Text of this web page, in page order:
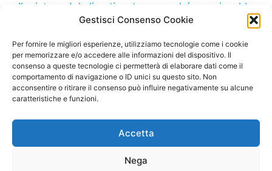
Gestisci Consenso Cookie
Per fornire le migliori esperienze, utilizziamo tecnologie come i cookie
per memorizzare e/o accedere alle informazioni del dispositivo. Il
consenso a queste tecnologie ci permetterà di elaborare dati come il
comportamento di navigazione o ID unici su questo sito. Non
acconsentire o ritirare il consenso può influire negativamente su alcune
caratteristiche e funzioni.
Accetta
Nega
Il mistero del climatizzatore: perché non riscalda
come dovrebbe?
Il freddo in arrivo: come il tuo frigorifero può
aiutarti a risparmiare sulla bolletta
proprietà della Marco Bruzzone S.R.L. – P. Iva
Affiliazione Amazon EU, un programma di affiliazione